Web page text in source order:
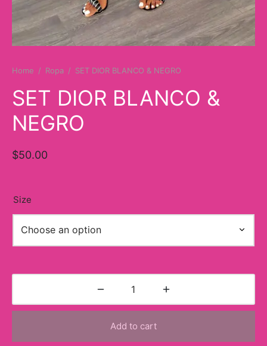
Home / Ropa / SET DIOR BLANCO & NEGRO
SET DIOR BLANCO &
NEGRO
$50.00
Size
Add to cart
al Momento
a Clases